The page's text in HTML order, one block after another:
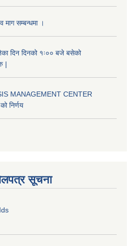
माग सम्बन्धमा ।
दिन दिनको १ः०० बजे बसेको
|
MANAGEMENT CENTER
निर्णय
सूचना